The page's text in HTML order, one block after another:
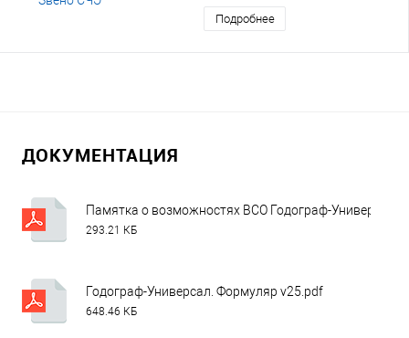
Подробнее
ДОКУМЕНТАЦИЯ
Памятка о возможностях ВСО Годограф-
293.21 КБ
Годограф-Универсал. Формуляр v25.pdf
648.46 КБ